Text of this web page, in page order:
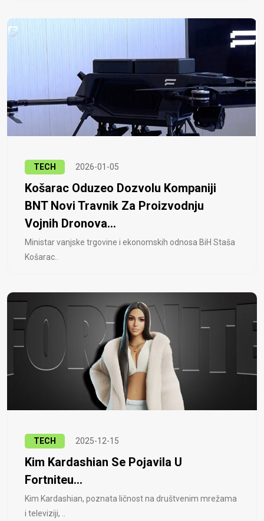
TECH 2026-01-05
Košarac Oduzeo Dozvolu Kompaniji
BNT Novi Travnik Za Proizvodnju
Vojnih Dronova...
Ministar vanjske trgovine i ekonomskih odnosa BiH Staša
Košarac..
TECH 2025-12-15
Kim Kardashian Se Pojavila U
Fortniteu...
Kim Kardashian, poznata ličnost na društvenim mrežama
i televiziji, ..